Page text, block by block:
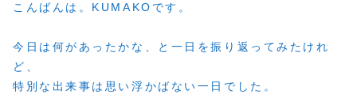
こんばんは。KUMAKOです。
今日は何があったかな、と一日を振り返ってみたけれ
ど、
特別な出来事は思い浮かばない一日でした。